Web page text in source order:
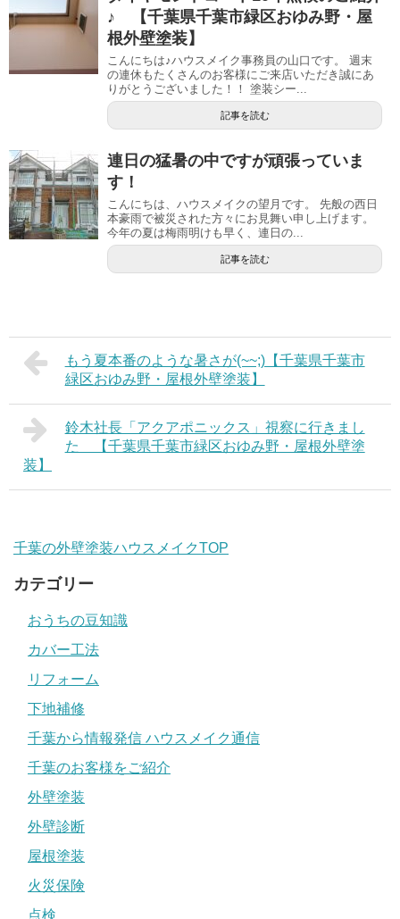
♪ 【千葉県千葉市緑区おゆみ野・屋
根外壁塗装】
こんにちは♪ハウスメイク事務員の山口です。 週末
の連休もたくさんのお客様にご来店いただき誠にあ
りがとうございました！！ 塗装シー...
記事を読む
連日の猛暑の中ですが頑張っていま
す！
こんにちは、ハウスメイクの望月です。 先般の西日
本豪雨で被災された方々にお見舞い申し上げます。
今年の夏は梅雨明けも早く、連日の...
記事を読む
もう夏本番のような暑さが(~~;)【千葉県千葉市
緑区おゆみ野・屋根外壁塗装】
鈴木社長「アクアポニックス」視察に行きまし
た 【千葉県千葉市緑区おゆみ野・屋根外壁塗
装】
千葉の外壁塗装ハウスメイクTOP
カテゴリー
おうちの豆知識
カバー工法
リフォーム
下地補修
千葉から情報発信 ハウスメイク通信
千葉のお客様をご紹介
外壁塗装
外壁診断
屋根塗装
火災保険
点検